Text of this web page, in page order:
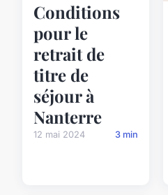
Conditions
pour le
retrait de
titre de
séjour à
Nanterre
12 mai 2024 3 min